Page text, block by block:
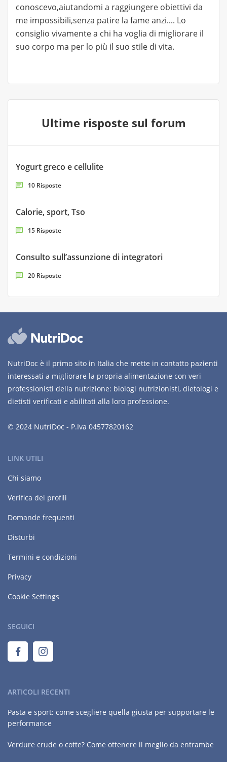
conoscevo,aiutandomi a raggiungere obiettivi da
me impossibili,senza patire la fame anzi.... Lo
consiglio vivamente a chi ha voglia di migliorare il
suo corpo ma per lo più il suo stile di vita.
Ultime risposte sul forum
Yogurt greco e cellulite
10 Risposte
Calorie, sport, Tso
15 Risposte
Consulto sull’assunzione di integratori
20 Risposte
NutriDoc è il primo sito in Italia che mette in contatto pazienti
interessati a migliorare la propria alimentazione con veri
professionisti della nutrizione: biologi nutrizionisti, dietologi e
dietisti verificati e abilitati alla loro professione.
© 2024 NutriDoc - P.Iva 04577820162
LINK UTILI
Chi siamo
Verifica dei profili
Domande frequenti
Disturbi
Termini e condizioni
Privacy
Cookie Settings
SEGUICI
ARTICOLI RECENTI
Pasta e sport: come scegliere quella giusta per supportare le
performance
Verdure crude o cotte? Come ottenere il meglio da entrambe